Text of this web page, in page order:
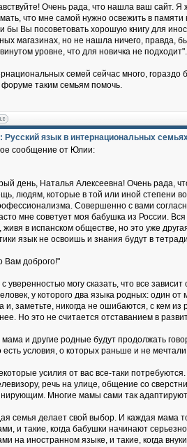
Очень рада, что нашла ваш сайт. Я
что мне самой нужно освежить в памяти
бы Вы посоветовать хорошую книгу для
магазинах, но не нашла ничего, правда,
уровне, что для новичка не подходит".
семей сейчас много,
форуме таким семьям помочь.
Русский язык в интернациональных
сообщение от Юлии:
день, Наталья Алексеевна! Очень рада,
людям, которые в той или иной степени
Совершенно с вами
мне советует моя бабушка из России.
живя в испанском обществе, но это уже
язык не освоишь и знания будут в
Вам доброго!"
уверенностью могу сказать, что все
у которого два языка родных: один
и, заметьте, никогда не ошибаются, с кем из
Но это не считается отставанием в
мама и другие родные будут продолжать
есть условия, о которых раньше и не
усилия от вас все-таки
речь на улице, общение со
Многие мамы сами так
семья делает свой выбор. И каждая мама
и такие, когда бабушки начинают
на иностранном языке, и такие, когда